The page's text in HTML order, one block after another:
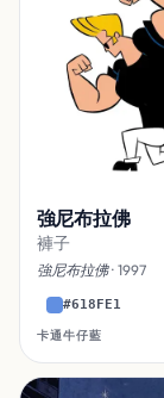
強尼布拉佛
褲子
強尼布拉佛· 1997
#618FE1
卡通牛仔藍